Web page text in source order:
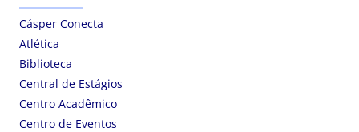
Cásper Conecta
Atlética
Biblioteca
Central de Estágios
Centro Acadêmico
Centro de Eventos